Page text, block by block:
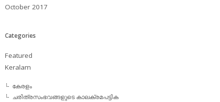
October 2017
Categories
Featured
Keralam
കേരളം
ചരിത്രസംഭവങ്ങളുടെ കാലക്രമപട്ടിക